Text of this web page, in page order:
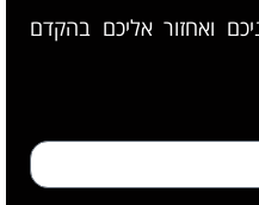
ואחזור אליכם בהקדם